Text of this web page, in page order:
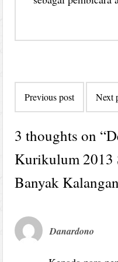
navigation
Previous post Next
3 thoughts on “
Kurikulum 2013
Banyak
Danardono